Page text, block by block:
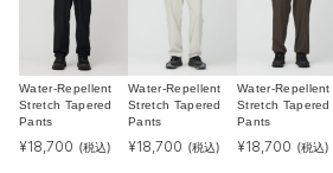
Water-Repellent
Stretch Tapered
Pants
¥18,700 (税込)
Water-Repellent
Stretch Tapered
Pants
¥18,700 (税込)
Water-Repellent
Stretch Tapered
Pants
¥18,700 (税込)